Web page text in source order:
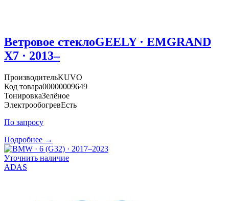
Ветровое стеклоGEELY · EMGRAND
X7 · 2013–
ПроизводительKUVO
Код товара00000009649
ТонировкаЗелёное
ЭлектрообогревЕсть
По запросу
Подробнее →
Уточнить наличие
ADAS